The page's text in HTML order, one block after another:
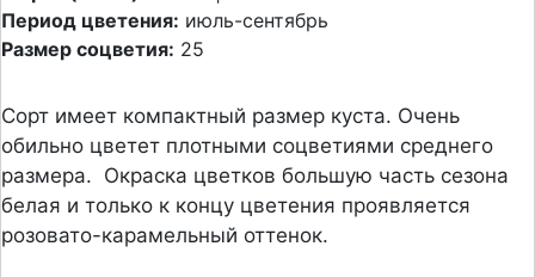
Период цветения: июль-сентябрь
Размер соцветия: 25
Сорт имеет компактный размер куста. Очень
обильно цветет плотными соцветиями среднего
размера. Окраска цветков большую часть сезона
белая и только к концу цветения проявляется
розовато-карамельный оттенок.